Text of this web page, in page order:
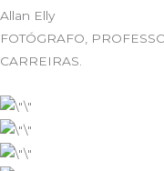
Allan Elly
FOTÓGRAFO,
CARREIRAS.